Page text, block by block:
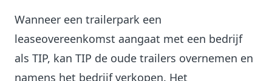
Wanneer een trailerpark een
leaseovereenkomst aangaat met een bedrijf
als TIP, kan TIP de oude trailers overnemen en
namens het bedrijf verkopen. Het